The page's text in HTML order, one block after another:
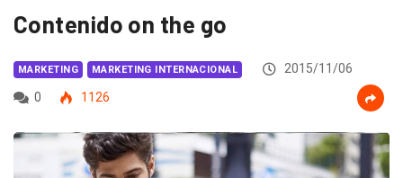
Contenido on the go
MARKETING MARKETING INTERNACIONAL
2015/11/06
0
1126